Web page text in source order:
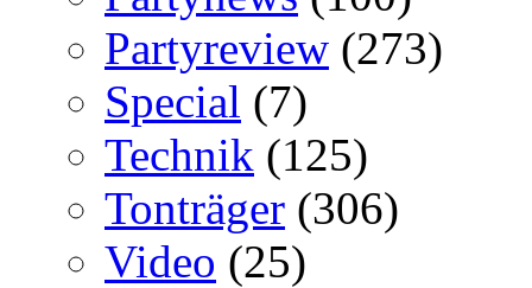
Partyreview (273)
Special (7)
Technik (125)
Tonträger (306)
Video (25)